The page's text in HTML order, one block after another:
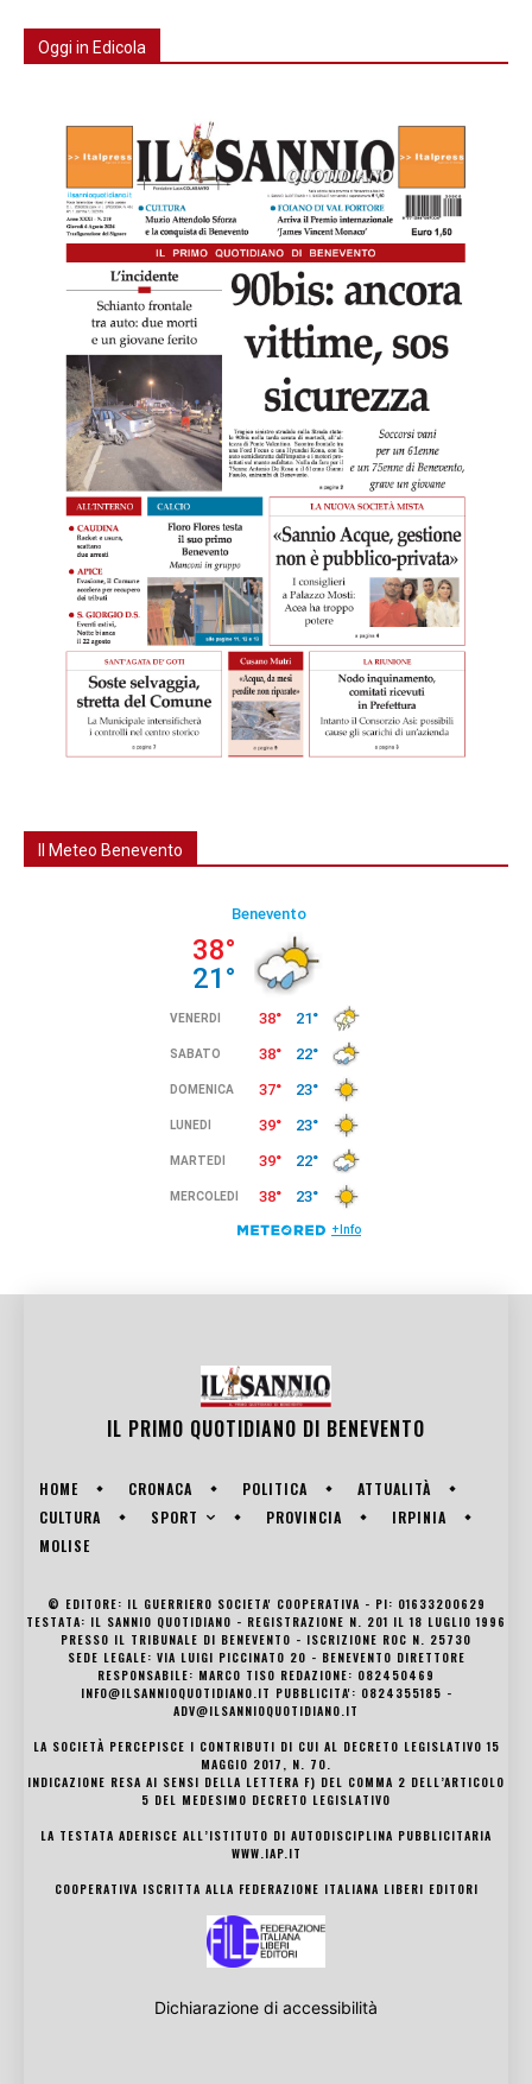
Oggi in Edicola
Il Meteo Benevento
IL PRIMO QUOTIDIANO DI BENEVENTO
HOME CRONACA POLITICA
ATTUALITÀ
CULTURA
SPORT PROVINCIA
IRPINIA
MOLISE
© EDITORE: IL GUERRIERO SOCIETA' COOPERATIVA - PI: 01633200629
TESTATA: IL SANNIO QUOTIDIANO - REGISTRAZIONE N. 201 IL 18 LUGLIO 1996
PRESSO IL TRIBUNALE DI BENEVENTO - ISCRIZIONE ROC N. 25730
SEDE LEGALE: VIA LUIGI PICCINATO 20 - BENEVENTO DIRETTORE
RESPONSABILE: MARCO TISO REDAZIONE: 082450469
INFO@ILSANNIOQUOTIDIANO.IT PUBBLICITA': 0824355185 -
ADV@ILSANNIOQUOTIDIANO.IT
LA SOCIETÀ PERCEPISCE I CONTRIBUTI DI CUI AL DECRETO LEGISLATIVO 15
MAGGIO 2017, N. 70.
INDICAZIONE RESA AI SENSI DELLA LETTERA F) DEL COMMA 2 DELL’ARTICOLO
5 DEL MEDESIMO DECRETO LEGISLATIVO
LA TESTATA ADERISCE ALL’ISTITUTO DI AUTODISCIPLINA PUBBLICITARIA
WWW.IAP.IT
COOPERATIVA ISCRITTA ALLA FEDERAZIONE ITALIANA LIBERI EDITORI
Dichiarazione di accessibilità